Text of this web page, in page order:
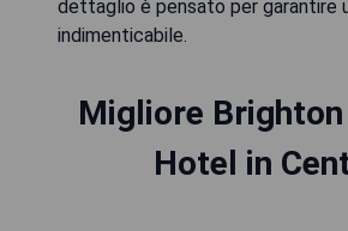
dettaglio è pensato per garantire
indimenticabile.
Migliore Brighton
Hotel in